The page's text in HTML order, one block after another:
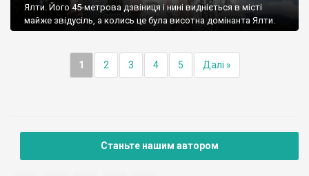
Ялти. Його 45-метрова дзвіниця і нині видніється в місті
майже звідусіль, а колись це була висотна домінанта Ялти.
1 2 3 4 5 Далі »
Станьте нашим автором